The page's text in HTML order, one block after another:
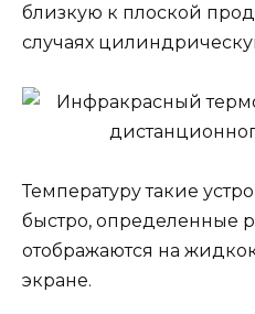
близкую к плоской
случаях
Температуру такие
быстро, определенные
отображаются на
экране.